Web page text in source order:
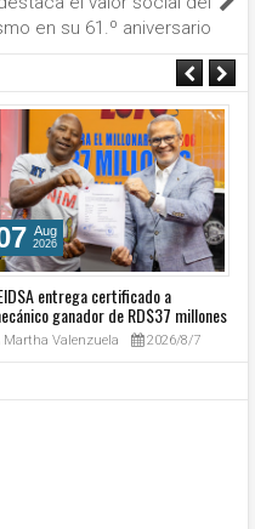
en su 61.º aniversario
Aug
2026
entrega certificado a
ganador de RD$37 millones
el Loto
Martha Valenzuela 2026/8/7